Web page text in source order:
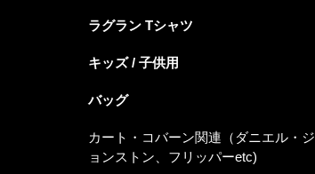
ラグラン Tシャツ
キッズ / 子供用
バッグ
カート・コバーン関連（ダニエル・ジ
ョンストン、フリッパーetc)